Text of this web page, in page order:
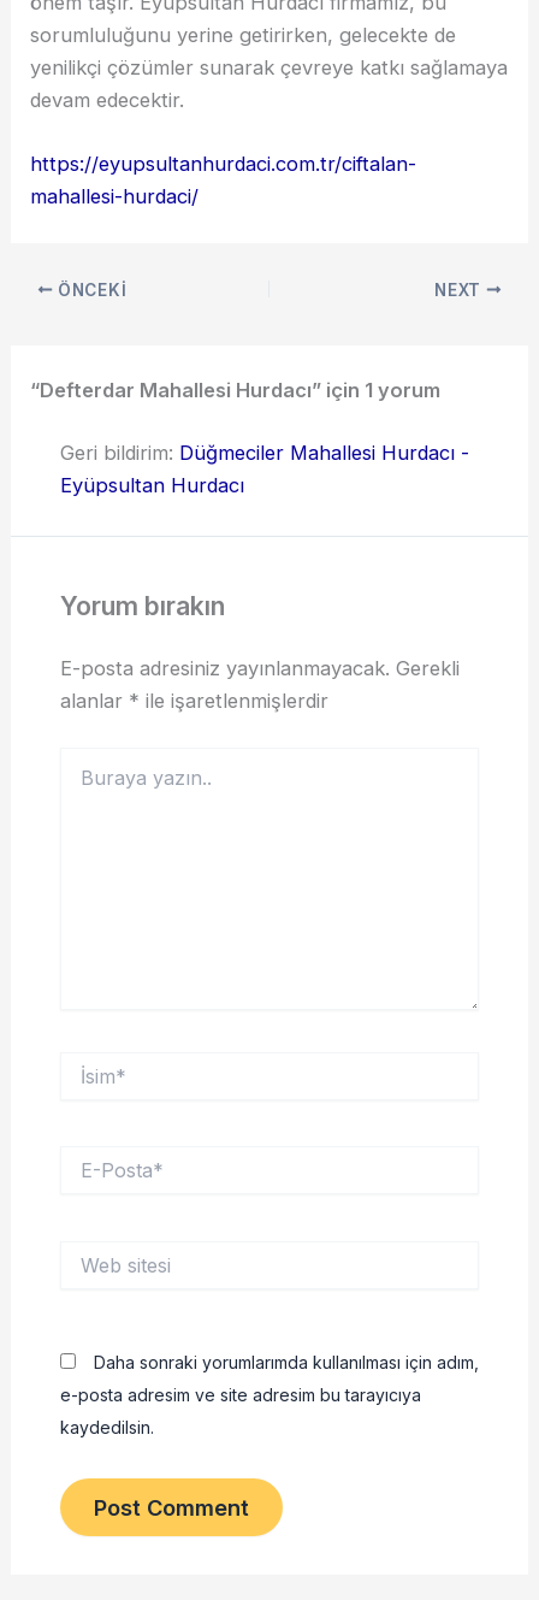
sorumluluğunu yerine getirirken, gelecekte de
yenilikçi çözümler sunarak çevreye katkı sağlamaya
devam edecektir.
https://eyupsultanhurdaci.com.tr/ciftalan-
mahallesi-hurdaci/
ÖNCEKI NEXT
“Defterdar Mahallesi Hurdacı” için 1 yorum
Geri bildirim: Düğmeciler Mahallesi Hurdacı -
Eyüpsultan Hurdacı
Yorum bırakın
E-posta adresiniz yayınlanmayacak. Gerekli
alanlar * ile işaretlenmişlerdir
yazın..
İsim*
Posta*
sitesi
Daha sonraki yorumlarımda kullanılması için adım,
e-posta adresim ve site adresim bu tarayıcıya
kaydedilsin.